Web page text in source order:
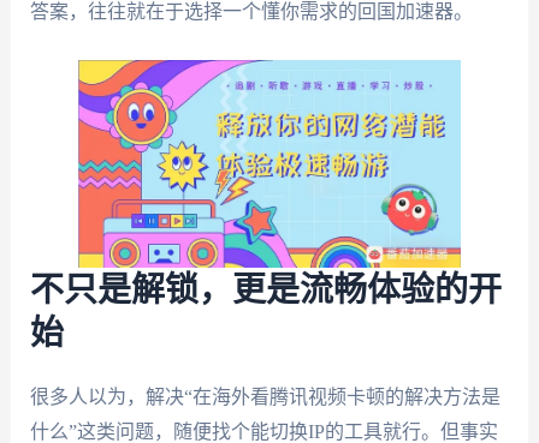
答案，往往就在于选择一个懂你需求的回国加速器。
不只是解锁，更是流畅体验的开
始
很多人以为，解决“在海外看腾讯视频卡顿的解决方法是
什么”这类问题，随便找个能切换IP的工具就行。但事实